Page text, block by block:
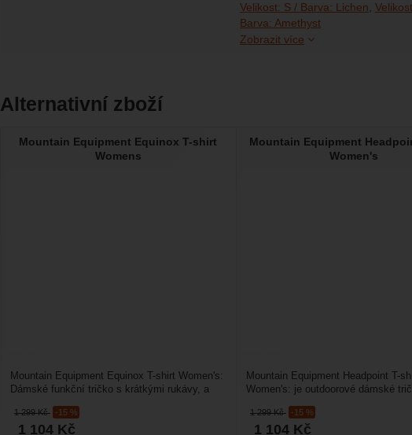
Velikost: S / Barva: Lichen
Barva: AmethystVelikost: XL /
Velikost: XL /
Zobrazit více
Alternativní zboží
Mountain Equipment Equinox T-shirt
Womens
1 299Kč -15 %
1 104 Kč
Mountain Equipment Equinox T-shirt Women's:
Dámské funkční tričko s krátkými rukávy, a
Mountain Equipment
Women's
1 299Kč -15 %
1 104 Kč
Mountain Equipment Headpoint T-
Women's: je outdoorové dámské